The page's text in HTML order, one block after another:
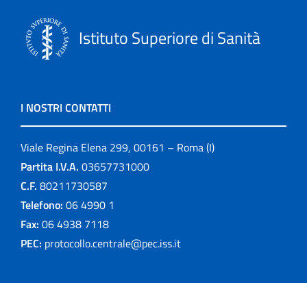
Istituto Superiore di Sanità
I NOSTRI CONTATTI
Viale Regina Elena 299, 00161 – Roma (I)
Partita I.V.A. 03657731000
C.F. 80211730587
Telefono: 06 4990 1
Fax: 06 4938 7118
PEC: protocollo.centrale@pec.iss.it